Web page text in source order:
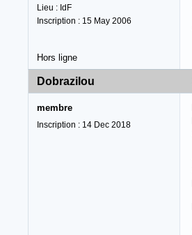
Lieu : IdF
Inscription : 15 May 2006
Hors ligne
Dobrazilou
membre
Inscription : 14 Dec 2018